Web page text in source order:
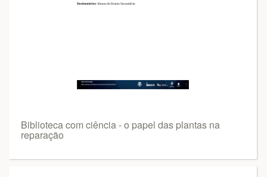
Biblioteca com ciência - o papel das plantas na
reparação